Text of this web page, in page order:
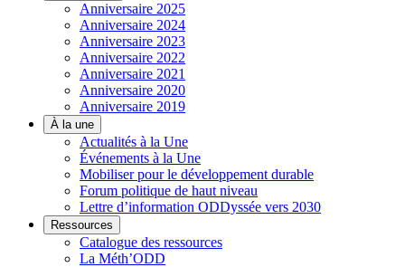
Anniversaire 2025
Anniversaire 2024
Anniversaire 2023
Anniversaire 2022
Anniversaire 2021
Anniversaire 2020
Anniversaire 2019
À la une
Actualités à la Une
Événements à la Une
Mobiliser pour le développement durable
Forum politique de haut niveau
Lettre d’information ODDyssée vers 2030
Ressources
Catalogue des ressources
La Méth’ODD